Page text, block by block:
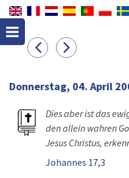
Donnerstag, 04. April
Dies aber ist das
den allein wahren
Jesus Christus,
Johannes 17,3